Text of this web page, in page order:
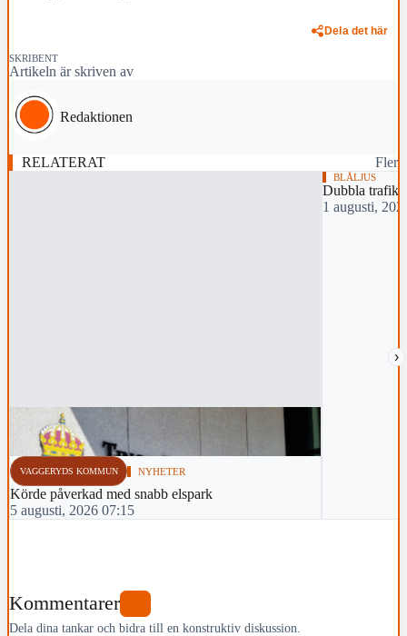
Dela det här
SKRIBENT
Artikeln är skriven av
Redaktionen
RELATERAT Fler
›
VAGGERYDS KOMMUN NYHETER
Körde påverkad med snabb elspark
5 augusti, 2026 07:15
BLÅLJUS
Dubbla
1 augusti,
Kommentarer
Dela dina tankar och bidra till en konstruktiv diskussion.